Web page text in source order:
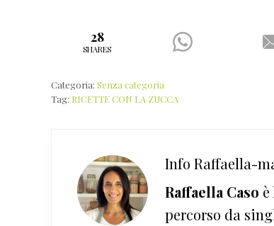
28
SHARES
Categoria: Senza categoria
Tag: RICETTE CON LA ZUCCA
Info Raffaella-
Raffaella Caso
percorso da